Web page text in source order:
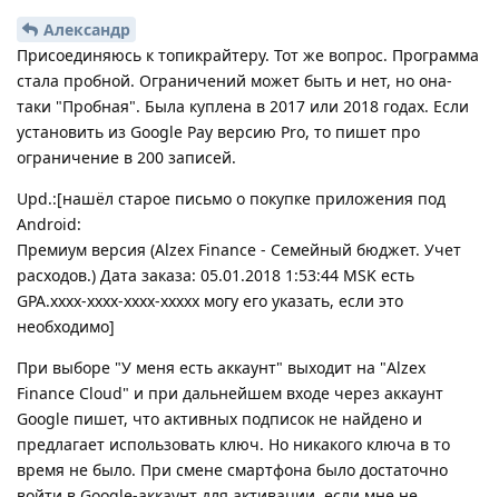
Александр
Присоединяюсь к топикрайтеру. Тот же вопрос. Программа
стала пробной. Ограничений может быть и нет, но она-
таки "Пробная". Была куплена в 2017 или 2018 годах. Если
установить из Google Pay версию Pro, то пишет про
ограничение в 200 записей.
Upd.:[нашёл старое письмо о покупке приложения под
Android:
Премиум версия (Alzex Finance - Семейный бюджет. Учет
расходов.) Дата заказа: 05.01.2018 1:53:44 MSK есть
GPA.xxxx-xxxx-xxxx-xxxxx могу его указать, если это
необходимо]
При выборе "У меня есть аккаунт" выходит на "Alzex
Finance Cloud" и при дальнейшем входе через аккаунт
Google пишет, что активных подписок не найдено и
предлагает использовать ключ. Но никакого ключа в то
время не было. При смене смартфона было достаточно